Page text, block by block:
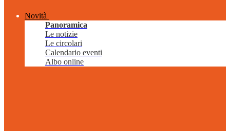
Novità
Panoramica
Le notizie
Le circolari
Calendario eventi
Albo online